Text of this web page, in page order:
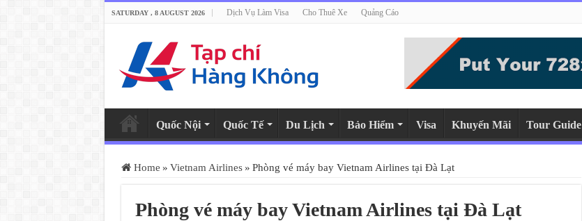
SATURDAY , 8 AUGUST 2026 Dịch Vụ Làm Visa Cho Thuê Xe Quảng Cáo
Quốc Nội Quốc Tế Du Lịch Bảo Hiểm Visa Khuyến Mãi Tour Guide
Home » Vietnam Airlines » Phòng vé máy bay Vietnam Airlines tại Đà Lạt
Phòng vé máy bay Vietnam Airlines tại Đà Lạt